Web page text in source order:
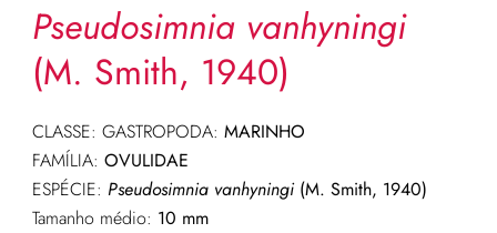
Pseudosimnia vanhyningi
(M. Smith, 1940)
CLASSE: GASTROPODA: MARINHO
FAMÍLIA: OVULIDAE
ESPÉCIE: Pseudosimnia vanhyningi(M. Smith, 1940)
Tamanho médio: 10 mm